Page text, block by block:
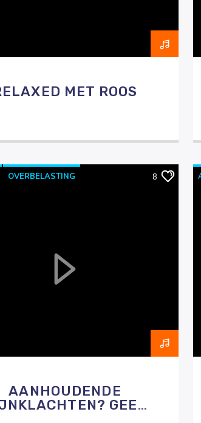
MET ROOS
OVERBELASTING
8
AANHOUDENDE
GEEF